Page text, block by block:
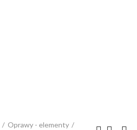
Oprawy - elementy